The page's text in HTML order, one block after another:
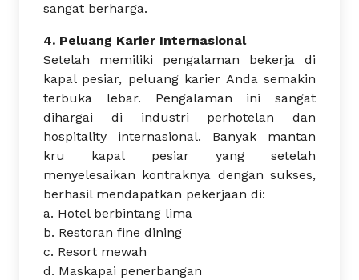
sangat berharga.
4. Peluang Karier Internasional
Setelah memiliki pengalaman bekerja di
kapal pesiar, peluang karier Anda semakin
terbuka lebar. Pengalaman ini sangat
dihargai di industri perhotelan dan
hospitality internasional. Banyak mantan
kru kapal pesiar yang setelah
menyelesaikan kontraknya dengan sukses,
berhasil mendapatkan pekerjaan di:
a. Hotel berbintang lima
b. Restoran fine dining
c. Resort mewah
d. Maskapai penerbangan